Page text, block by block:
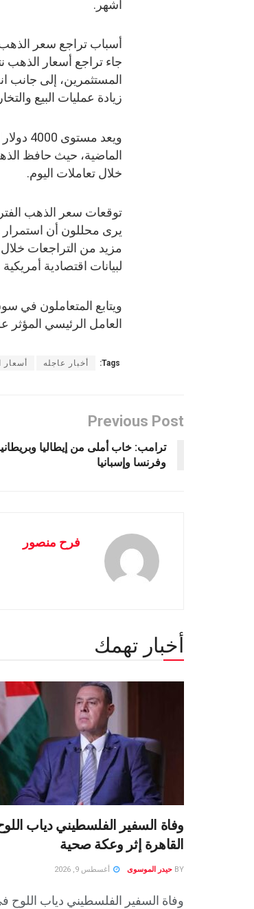
أشهر.
أسباب تراجع سعر الذهب
جاء تراجع أسعار الذهب
المستثمرين، إلى جانب
زيادة عمليات البيع
ويعد
الماضية، حيث حافظ
خلال تعاملات اليوم.
توقعات سعر الذهب
مزيد من التراجعات
لبيانات اقتصادية
ويتابع المتعاملون في
العامل الرئيسي
Tags: أخبار عاجله
Previous Post
ترامب: خاب أملى من إيطاليا وبريطانيا
وفرنسا وإسبانيا
فرح منصور
أخبار تهمك
وفاة السفير الفلسطيني دياب
القاهرة إثر وعكة صحية
BY حيدر الموسوى أغسطس 9, 2026
وفاة السفير الفلسطيني دياب اللوح